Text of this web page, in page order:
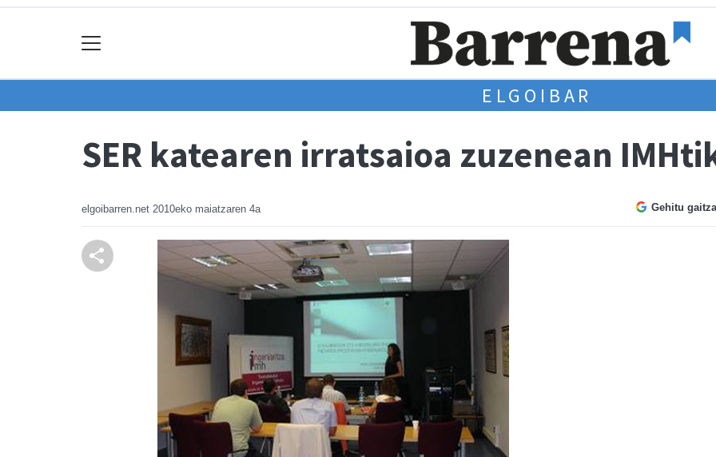
ELGOIBAR
SER katearen irratsaioa zuzenean
elgoibarren.net 2010eko maiatzaren 4a Gehitu